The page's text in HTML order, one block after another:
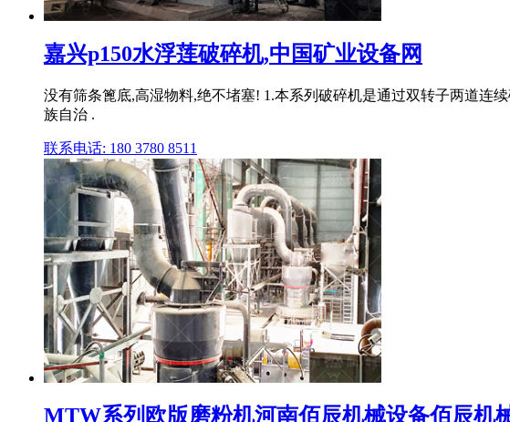
嘉兴p150水浮莲破碎机,中国矿业设备网
没有筛条篦底,高湿物料,绝不堵塞! 1.本系列破碎机是通过双转子两道连
族自治 .
联系电话: 180 3780 8511
MTW系列欧版磨粉机河南佰辰机械设备佰辰机